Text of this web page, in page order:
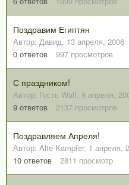
Поздравим Египтян
Автор: Давид, 13 апреля, 2006
0 ответов 997 просмотров
С праздником!
Автор: Гость Wulf, 9 апреля,
9 ответов 2137 просмотров
Поздравляем Апреля!
Автор: Alte Kampfer, 1 апреля,
10 ответов 2811 просмотр